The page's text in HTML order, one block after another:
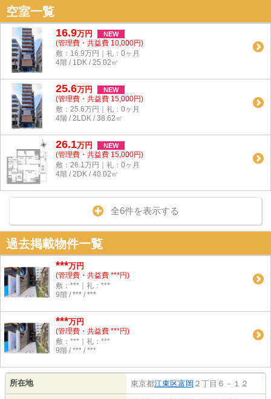
空室一覧
16.9万円 NEW
(管理費・共益費 10,000円)
敷：16.9万円｜礼：0ヶ月
4階 / 1DK / 25.02㎡
25.6万円 NEW
(管理費・共益費 15,000円)
敷：25.6万円｜礼：0ヶ月
4階 / 2LDK / 38.62㎡
26.1万円 NEW
(管理費・共益費 15,000円)
敷：26.1万円｜礼：0ヶ月
4階 / 2DK / 40.02㎡
全6件を表示する
過去掲載物件一覧
***万円
(管理費・共益費 ***円)
敷：***｜礼：***
9階 / *** / ***
***万円
(管理費・共益費 ***円)
敷：***｜礼：***
9階 / *** / ***
所在地 東京都江東区富岡 ２丁目６－１２